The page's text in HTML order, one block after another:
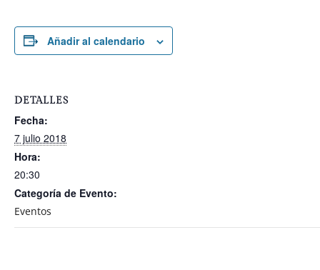
Añadir al calendario
DETALLES
Fecha:
7 julio 2018
Hora:
20:30
Categoría de Evento:
Eventos